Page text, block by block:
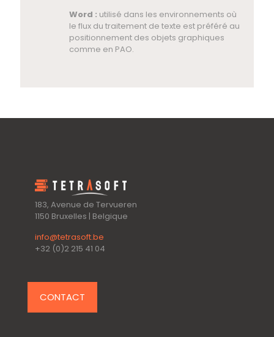
Word : utilisé dans les environnements où
le flux du traitement de texte est préféré au
positionnement des objets graphiques
comme en PAO.
183, Avenue de Tervueren
1150 Bruxelles | Belgique
info@tetrasoft.be
+32 (0)2 215 41 04
CONTACT